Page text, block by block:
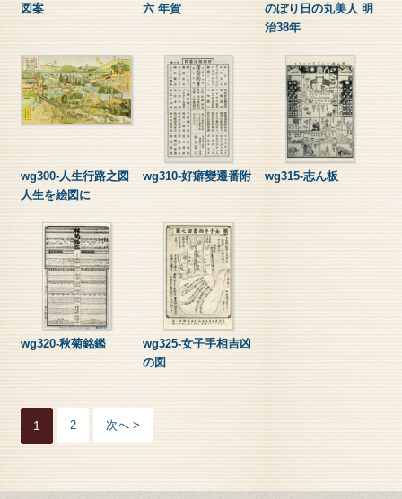
図案
六 年賀
のぼり日の丸美人 明
治38年
wg300-人生行路之図
人生を絵図に
wg310-好癖變遷番附 wg315-志ん板
wg320-秋菊銘鑑
wg325-女子手相吉凶
の図
1 2 次へ >